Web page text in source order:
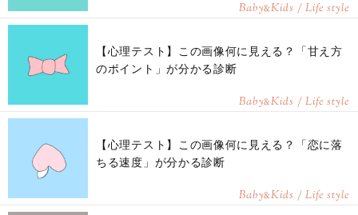
Baby&Kids / Life style
【心理テスト】この画像何に見える？「甘え方
のポイント」が分かる診断
Baby&Kids / Life style
【心理テスト】この画像何に見える？「恋に落
ちる速度」が分かる診断
Baby&Kids / Life style